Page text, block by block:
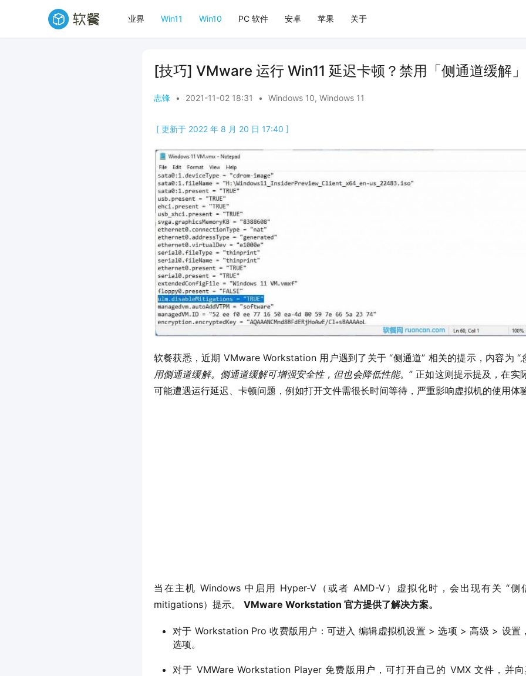
业界 Win11 Win10 PC 软件 安卓 苹果 关于
[技巧] VMware 运行 Win11 延迟卡顿？禁用「侧通道缓解
志锋 • 2021-11-02 18:31 • Windows 10, Windows 11
[ 更新于 2022 年 8 月 20 日 17:40 ]
软餐获悉，近期 VMware Workstation 用户遇到了关于 “侧通道” 相关的提示，内容为 “
用侧通道缓解。侧通道缓解可增强安全性，但也会降低性能。” 正如这则提示提及，在实
可能遭遇运行延迟、卡顿问题，例如打开文件需很长时间等待，严重影响虚拟机的使用体
当在主机 Windows 中启用 Hyper-V（或者 AMD-V）虚拟化时，会出现有关 “侧
mitigations）提示。 VMware Workstation 官方提供了解决方案。
对于 Workstation Pro 收费版用户：可进入 编辑虚拟机设置 > 选项 > 高级 > 设置
选项。
对于 VMWare Workstation Player 免费版用户，可打开自己的 VMX 文件，并